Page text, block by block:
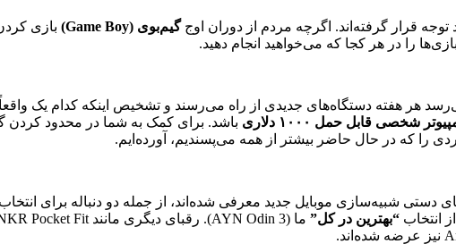
قرار گرفته‌اند. اگرچه مردم از دوران اوجگیم‌بوی (Game Boy)
بازی
را در هر کجا که می‌خواهید انجام دهید.
هر هفته دستگاه‌های جدیدی از راه می‌رسند و تشخیص اینکه کدام یک
شخصی قابل حمل ۱۰۰۰ دلاری
باشد. برای کمک به شما در محدود کردن
را که در حال حاضر بیشتر از همه می‌پسندیم، آورده‌ایم.
دستی شبیه‌سازی موبایل جدید معرفی شده‌اند، از جمله دو دنباله برای
“بهترین در کل”